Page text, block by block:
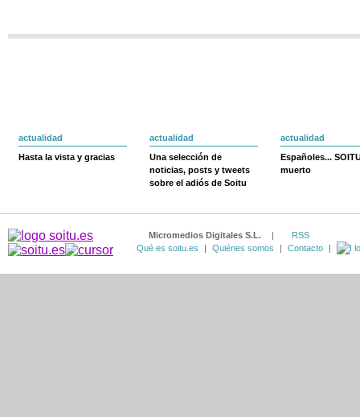
actualidad
Hasta la vista y gracias
actualidad
Una selección de
noticias, posts y tweets
sobre el adiós de Soitu
actualidad
Españoles...
muerto
Micromedios Digitales S.L. |
RSS
Qué es soitu.es
| Quiénes somos | Contacto |